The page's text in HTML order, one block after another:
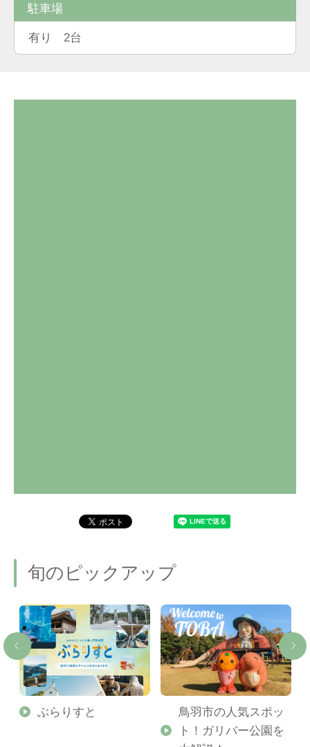
駐車場
有り 2台
旬のピックアップ
ぶらりすと
鳥羽市の人気スポッ
ト！ガリバー公園を